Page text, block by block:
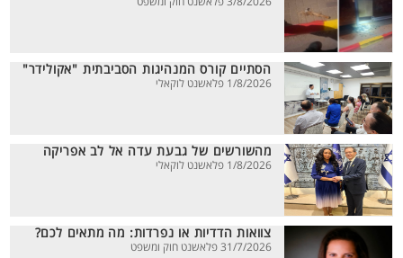
הסתיים קורס המנהיגות הסביבתית "אקולידר"
1/8/2026 פלאשנט לוקאלי
מהשורשים של גבעת עדה אל לב אפריקה
1/8/2026 פלאשנט לוקאלי
צוואות הדדיות או נפרדות: מה מתאים לכם?
31/7/2026 פלאשנט חוק ומשפט